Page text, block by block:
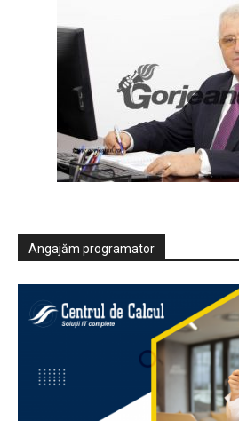
Angajăm programator